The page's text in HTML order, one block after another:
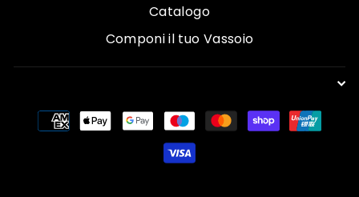
Catalogo
Componi il tuo Vassoio